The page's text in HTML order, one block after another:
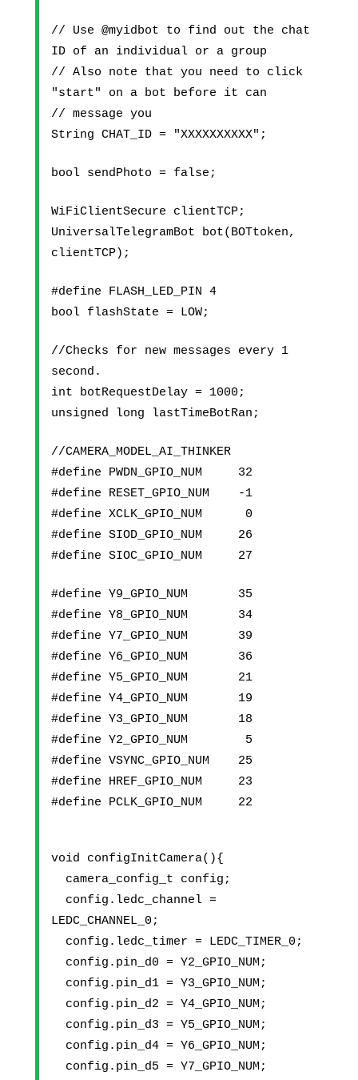
// Use @myidbot to find out the chat
ID of an individual or a group
// Also note that you need to click
"start" on a bot before it can
// message you
String CHAT_ID = "XXXXXXXXXX";
bool sendPhoto = false;
WiFiClientSecure clientTCP;
UniversalTelegramBot bot(BOTtoken,
clientTCP);
#define FLASH_LED_PIN 4
bool flashState = LOW;
//Checks for new messages every 1
second.
int botRequestDelay = 1000;
unsigned long lastTimeBotRan;
//CAMERA_MODEL_AI_THINKER
#define PWDN_GPIO_NUM     32
#define RESET_GPIO_NUM    -1
#define XCLK_GPIO_NUM      0
#define SIOD_GPIO_NUM     26
#define SIOC_GPIO_NUM     27
#define Y9_GPIO_NUM       35
#define Y8_GPIO_NUM       34
#define Y7_GPIO_NUM       39
#define Y6_GPIO_NUM       36
#define Y5_GPIO_NUM       21
#define Y4_GPIO_NUM       19
#define Y3_GPIO_NUM       18
#define Y2_GPIO_NUM        5
#define VSYNC_GPIO_NUM    25
#define HREF_GPIO_NUM     23
#define PCLK_GPIO_NUM     22
void configInitCamera(){
camera_config_t config;
config.ledc_channel =
LEDC_CHANNEL_0;
config.ledc_timer = LEDC_TIMER_0;
config.pin_d0 = Y2_GPIO_NUM;
config.pin_d1 = Y3_GPIO_NUM;
config.pin_d2 = Y4_GPIO_NUM;
config.pin_d3 = Y5_GPIO_NUM;
config.pin_d4 = Y6_GPIO_NUM;
config.pin_d5 = Y7_GPIO_NUM;